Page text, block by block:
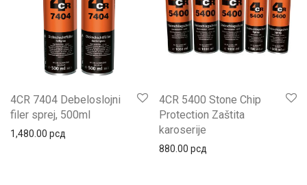
4CR 7404 Debeloslojni
filer sprej, 500ml
1,480.00 рсд
4CR 5400 Stone Chip
Protection Zaštita
karoserije
880.00 рсд